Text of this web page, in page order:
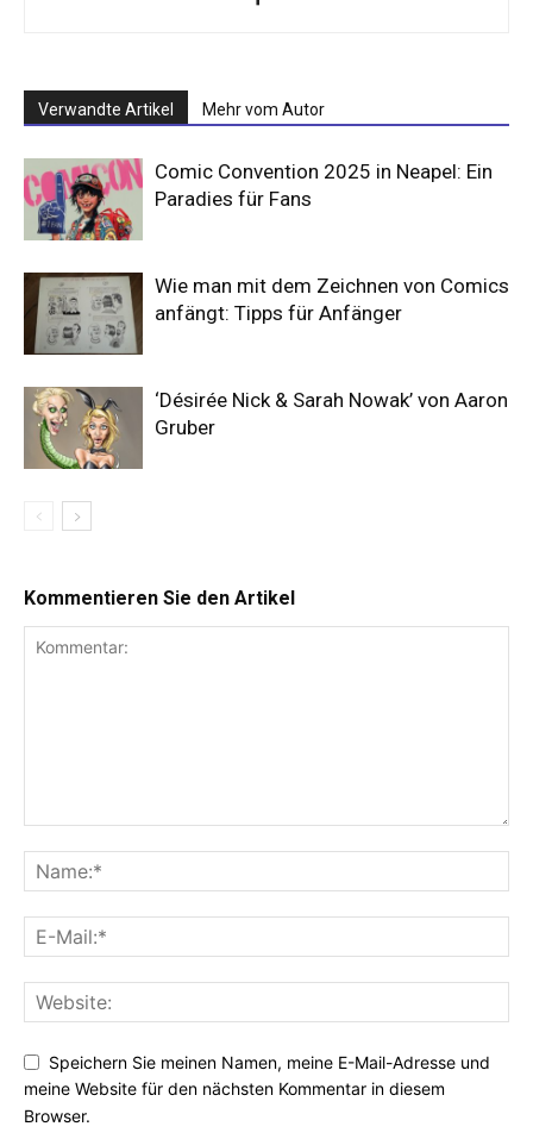
Verwandte Artikel Mehr vom Autor
Comic Convention 2025 in Neapel: Ein
Paradies für Fans
Wie man mit dem Zeichnen von Comics
anfängt: Tipps für Anfänger
‘Désirée Nick & Sarah Nowak’ von Aaron
Gruber
Kommentieren Sie den Artikel
Speichern Sie meinen Namen, meine E-Mail-Adresse und
meine Website für den nächsten Kommentar in diesem
Browser.